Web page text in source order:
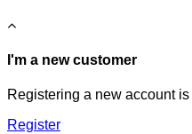
I'm a new customer
Registering a new account
Register